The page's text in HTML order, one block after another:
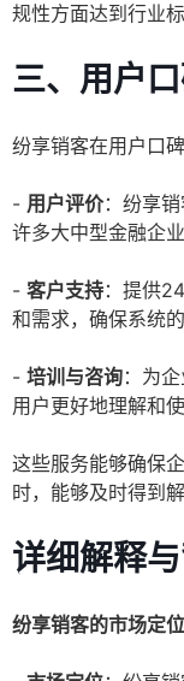
规性方面达到行业
三、用户
纷享销客在用户口
- 用户评价：纷享销
许多大中型金融企
- 客户支持：提供
和需求，确保系统的
- 培训与咨询：为
用户更好地理解和使
这些服务能够确保
时，能够及时得到
详细解释
纷享销客的市场定